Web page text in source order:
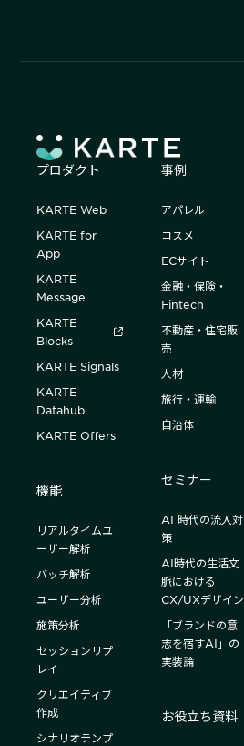
プロダクト
KARTE Web
KARTE for
App
KARTE
Message
KARTE
Blocks
KARTE Signals
KARTE
Datahub
KARTE Offers
機能
リアルタイムユ
ーザー解析
バッチ解析
ユーザー分析
施策分析
セッションリプ
レイ
クリエイティブ
作成
シナリオテンプ
事例
アパレル
コスメ
ECサイト
金融・保険・
Fintech
不動産・住宅販
売
人材
旅行・運輸
自治体
セミナー
AI 時代の流入対
策
AI時代の生活文
脈における
CX/UXデザイン
「ブランドの意
志を宿すAI」の
実装論
お役立ち資料